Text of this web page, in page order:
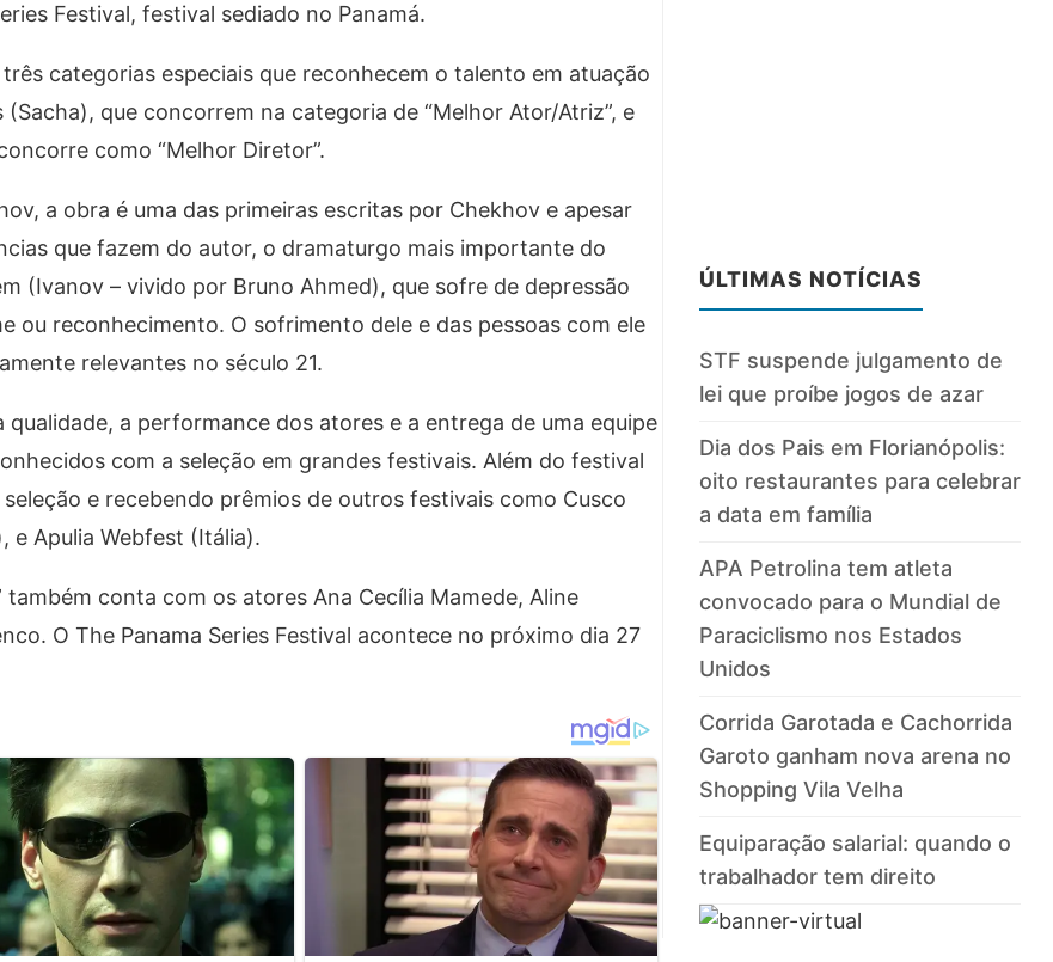
Festival, festival sediado no Panamá.
categorias especiais que reconhecem o talento em atuação
que concorrem na categoria de “Melhor Ator/Atriz”, e
como “Melhor Diretor”.
a obra é uma das primeiras escritas por Chekhov e apesar
que fazem do autor, o dramaturgo mais importante do
(Ivanov – vivido por Bruno Ahmed), que sofre de depressão
ou reconhecimento. O sofrimento dele e das pessoas com ele
relevantes no século 21.
a performance dos atores e a entrega de uma equipe
com a seleção em grandes festivais. Além do festival
e recebendo prêmios de outros festivais como Cusco
e Apulia Webfest (Itália).
conta com os atores Ana Cecília Mamede, Aline
O The Panama Series Festival acontece no próximo dia 27
ÚLTIMAS NOTÍCIAS
STF suspende julgamento de
lei que proíbe jogos de azar
Dia dos Pais em Florianópolis:
oito restaurantes para celebrar
a data em família
APA Petrolina tem atleta
convocado para o Mundial de
Paraciclismo nos Estados
Unidos
Corrida Garotada e Cachorrida
Garoto ganham nova arena no
Shopping Vila Velha
Equiparação salarial: quando o
trabalhador tem direito